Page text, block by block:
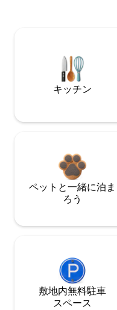
キッチン
ペットと一緒に泊ま
ろう
敷地内無料駐⁠車
ス⁠ペ⁠ー⁠ス